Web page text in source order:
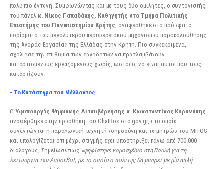
πολύ πιο έντονη. Συμφωνώντας και με τους δύο ομιλητές, ο συντονιστής
του πάνελ κ. Νίκος Παπαδάκης, Καθηγητής στο Τμήμα Πολιτικής
Επιστήμης του Πανεπιστημίου Κρήτης , αναφέρθηκε στα πρόσφατα
πορίσματα του μεγαλύτερου περιφερειακού μηχανισμού παρακολούθησης
της Αγοράς Εργασίας της Ελλάδας στην Κρήτη. Πιο συγκεκριμένα,
σχολίασε την επιθυμία των εργοδοτών να προσλαμβάνουν
καταρτισμένους εργαζόμενους χωρίς, ωστόσο, να είναι αυτοί που τους
καταρτίζουν.
• Το Κατάστημα του Μέλλοντος
Ο Υφυπουργός Ψηφιακής Διακυβέρνησης κ. Κωνσταντίνος Κυρανάκης
αναφέρθηκε στην προσθήκη του ChatBox στο gov,gr, στο οποίο
συναντώνται η παραγωγική τεχνητή νοημοσύνη και το μητρώο του MITOS
και υπολογίζεται ότι μέχρι στιγμής έχει υποστηρίξει πάνω από 700.000
διαλόγους, Σημείωσε πως «ψηφίστηκε νομοσχέδιο στη Βουλή για τη
λειτουργία του ActionBot, με το οποίο ο πολίτης θα μπορεί με μία απλή